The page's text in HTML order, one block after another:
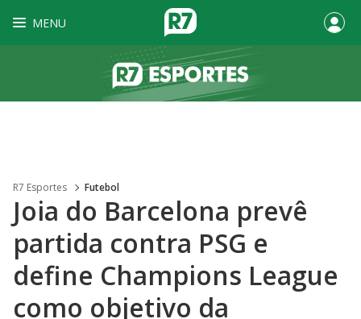
MENU
R7 Esportes Futebol
Joia do Barcelona prevê
partida contra PSG e
define Champions League
como objetivo da